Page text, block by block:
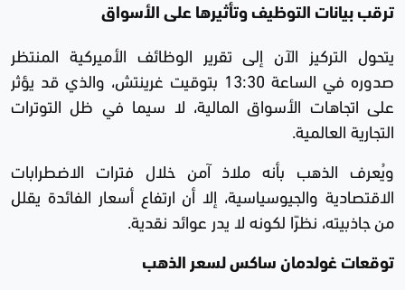
ترقب بيانات التوظيف وتأثيرها على الأسواق
يتحول التركيز الآن إلى تقرير الوظائف الأميركية المنتظر
صدوره في الساعة 13:30 بتوقيت غرينتش، والذي قد يؤثر
على اتجاهات الأسواق المالية، لا سيما في ظل التوترات
التجارية العالمية.
ويُعرف الذهب بأنه ملاذ آمن خلال فترات الاضطرابات
الاقتصادية والجيوسياسية، إلا أن ارتفاع أسعار الفائدة يقلل
من جاذبيته، نظرًا لكونه لا يدر عوائد نقدية.
توقعات غولدمان ساكس لسعر الذهب